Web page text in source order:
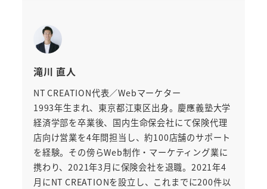
滝川 直人
NT CREATION代表／Webマーケター
1993年生まれ、東京都江東区出身。慶應義塾大学
経済学部を卒業後、国内生命保会社にて保険代理
店向け営業を4年間担当し、約100店舗のサポート
を経験。その傍らWeb制作・マーケティング業に
携わり、2021年3月に保険会社を退職。2021年4
月にNT CREATIONを設立し、これまでに200件以